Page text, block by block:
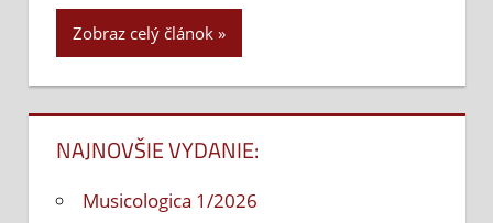
Zobraz celý článok
NAJNOVŠIE VYDANIE:
Musicologica 1/2026